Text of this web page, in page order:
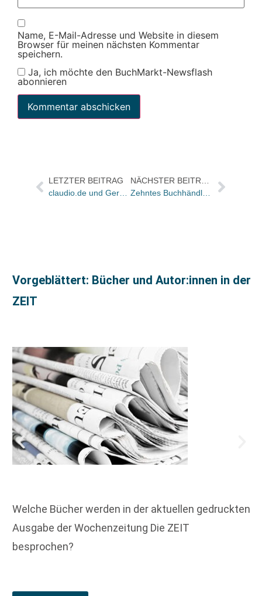
Name, E-Mail-Adresse und Website in diesem
Browser für meinen nächsten Kommentar
speichern.
Ja, ich möchte den BuchMarkt-Newsflash
abonnieren
LETZTER BEITRAG
claudio.de und Germanwings kooperieren für ein Jahr
Vorgeblättert: Bücher und Autor:innen in der
ZEIT
Welche Bücher werden in der aktuellen gedruckten
Ausgabe der Wochenzeitung Die ZEIT
besprochen?